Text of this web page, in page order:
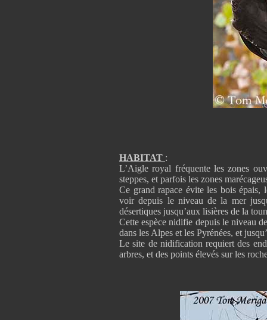
HABITAT :
L’Aigle royal fréquente les zones
steppes, et parfois les zones
Ce grand rapace évite les bois épais,
voir depuis le niveau de la mer
désertiques jusqu’aux lisières de la
Cette espèce nidifie depuis le niveau
dans les Alpes et les Pyrénées, et
Le site de nidification requiert des
arbres, et des points élevés sur les